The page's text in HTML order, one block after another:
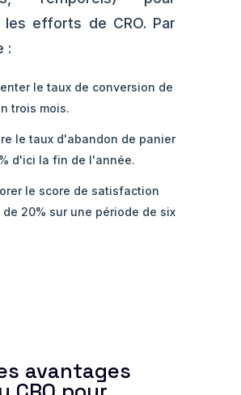
les efforts de CRO. Par
:
le taux de conversion de
trois mois.
le taux d'abandon de panier
d'ici la fin de l'année.
le score de satisfaction
20% sur une période de six
avantages